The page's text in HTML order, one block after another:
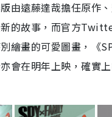
由遠藤達哉擔任原作
的故事，而官方
繪畫的可愛圖畫，《
會在明年上映，確實